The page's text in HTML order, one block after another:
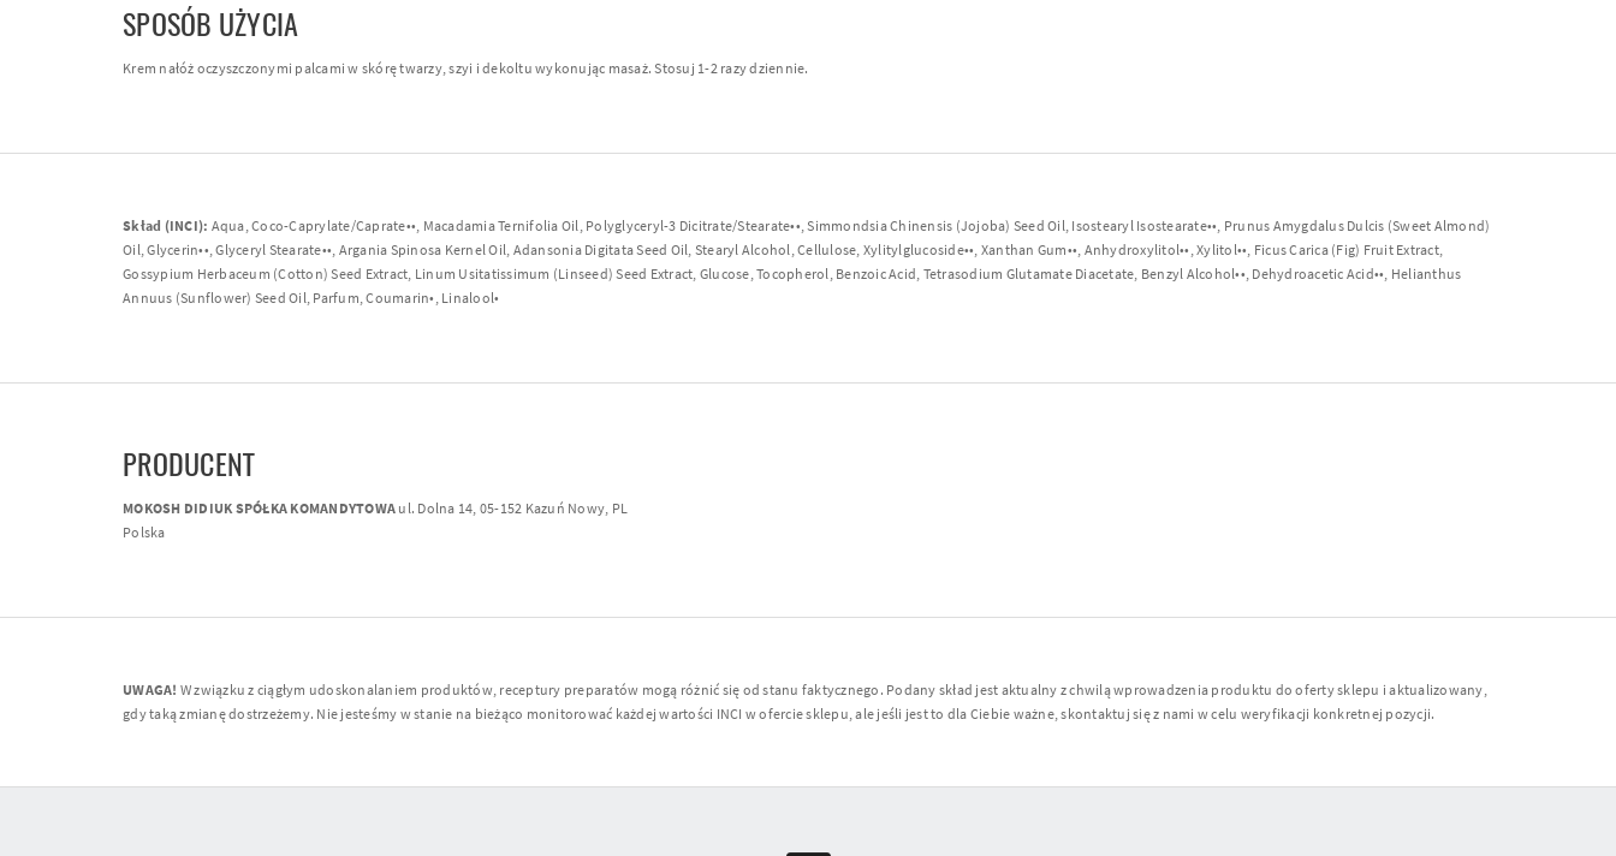
SPOSÓB UŻYCIA
Krem nałóż oczyszczonymi palcami w skórę twarzy, szyi i dekoltu wykonując masaż. Stosuj 1-2 razy dziennie.
Skład (INCI): Aqua, Coco-Caprylate/Caprate••, Macadamia Ternifolia Oil, Polyglyceryl-3 Dicitrate/Stearate••, Simmondsia Chinensis (Jojoba) Seed Oil, Isostearyl Isostearate••, Prunus Amygdalus Dulcis (Sweet Almond)
Oil, Glycerin••, Glyceryl Stearate••, Argania Spinosa Kernel Oil, Adansonia Digitata Seed Oil, Stearyl Alcohol, Cellulose, Xylitylglucoside••, Xanthan Gum••, Anhydroxylitol••, Xylitol••, Ficus Carica (Fig) Fruit Extract,
Gossypium Herbaceum (Cotton) Seed Extract, Linum Usitatissimum (Linseed) Seed Extract, Glucose, Tocopherol, Benzoic Acid, Tetrasodium Glutamate Diacetate, Benzyl Alcohol••, Dehydroacetic Acid••, Helianthus
Annuus (Sunflower) Seed Oil, Parfum, Coumarin•, Linalool•
PRODUCENT
MOKOSH DIDIUK SPÓŁKA KOMANDYTOWA ul. Dolna 14, 05-152 Kazuń Nowy, PL
Polska
UWAGA! W związku z ciągłym udoskonalaniem produktów, receptury preparatów mogą różnić się od stanu faktycznego. Podany skład jest aktualny z chwilą wprowadzenia produktu do oferty sklepu i aktualizowany,
gdy taką zmianę dostrzeżemy. Nie jesteśmy w stanie na bieżąco monitorować każdej wartości INCI w ofercie sklepu, ale jeśli jest to dla Ciebie ważne, skontaktuj się z nami w celu weryfikacji konkretnej pozycji.